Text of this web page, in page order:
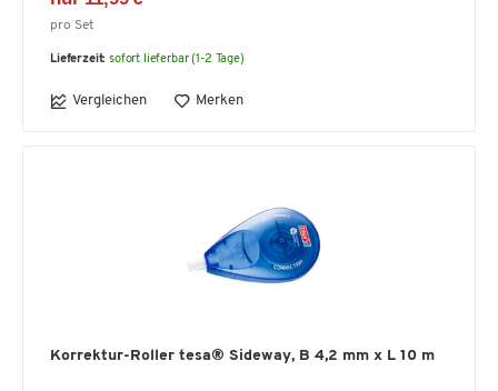
pro Set
Lieferzeit: sofort lieferbar (1-2 Tage)
Vergleichen Merken
Korrektur-Roller tesa® Sideway, B 4,2 mm x L 10 m